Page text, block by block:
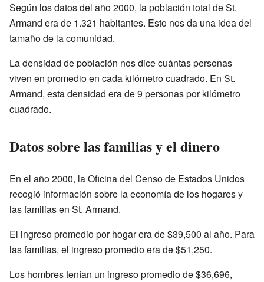
Según los datos del año 2000, la población total de St.
Armand era de 1.321 habitantes. Esto nos da una idea del
tamaño de la comunidad.
La densidad de población nos dice cuántas personas
viven en promedio en cada kilómetro cuadrado. En St.
Armand, esta densidad era de 9 personas por kilómetro
cuadrado.
Datos sobre las familias y el dinero
En el año 2000, la Oficina del Censo de Estados Unidos
recogió información sobre la economía de los hogares y
las familias en St. Armand.
El ingreso promedio por hogar era de $39,500 al año. Para
las familias, el ingreso promedio era de $51,250.
Los hombres tenían un ingreso promedio de $36,696,